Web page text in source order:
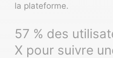
la plateforme.
57 % des
X pour suivre